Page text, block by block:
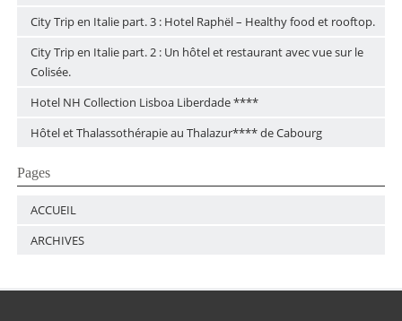
City Trip en Italie part. 3 : Hotel Raphël – Healthy food et rooftop.
City Trip en Italie part. 2 : Un hôtel et restaurant avec vue sur le
Colisée.
Hotel NH Collection Lisboa Liberdade ****
Hôtel et Thalassothérapie au Thalazur**** de Cabourg
Pages
ACCUEIL
ARCHIVES